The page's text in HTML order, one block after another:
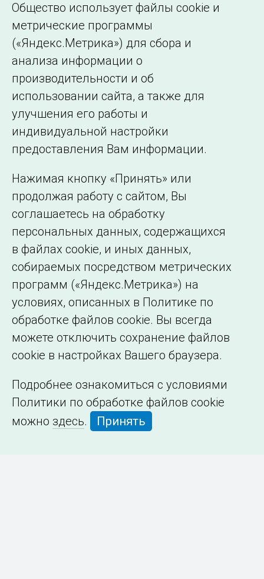
← Все публикации
Подписаться на новости
©2005–2026 АО «СО ЕЭС»
Филиалы и
представительства
Сведения об
образовательной
организации
Общество использует файлы cookie и
метрические программы
(«Яндекс.Метрика») для сбора и
анализа информации о
производительности и об
использовании сайта, а также для
улучшения его работы и
индивидуальной настройки
предоставления Вам информации.
Нажимая кнопку «Принять» или
продолжая работу с сайтом, Вы
соглашаетесь на обработку
персональных данных, содержащихся
в файлах cookie, и иных данных,
собираемых посредством метрических
программ («Яндекс.Метрика») на
условиях, описанных в Политике по
обработке файлов cookie. Вы всегда
можете отключить сохранение файлов
cookie в настройках Вашего браузера.
Подробнее ознакомиться с условиями
Политики по обработке файлов cookie
можно здесь. Принять